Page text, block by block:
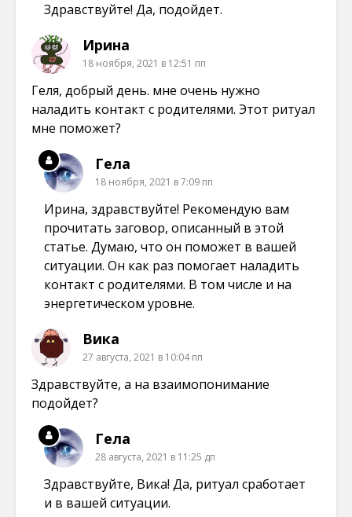
Здравствуйте! Да, подойдет.
Ирина
18 ноября, 2021 в 12:51 пп
Геля, добрый день. мне очень нужно
наладить контакт с родителями. Этот ритуал
мне поможет?
Гела
18 ноября, 2021 в 7:09 пп
Ирина, здравствуйте! Рекомендую вам
прочитать заговор, описанный в этой
статье. Думаю, что он поможет в вашей
ситуации. Он как раз помогает наладить
контакт с родителями. В том числе и на
энергетическом уровне.
Вика
27 августа, 2021 в 10:04 пп
Здравствуйте, а на взаимопонимание
подойдет?
Гела
28 августа, 2021 в 11:25 дп
Здравствуйте, Вика! Да, ритуал сработает
и в вашей ситуации.